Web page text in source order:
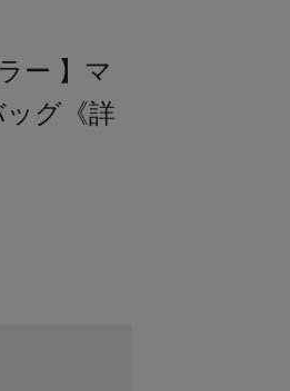
ー 】マ
グ《詳